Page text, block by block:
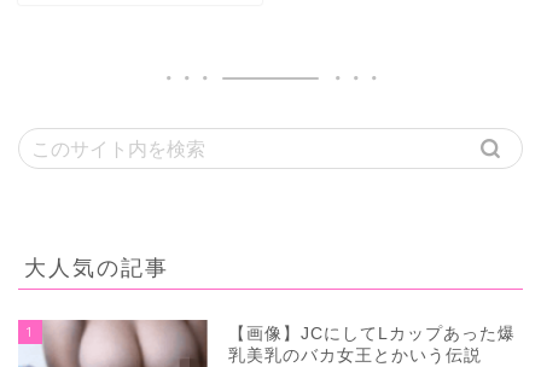
大人気の記事
1
【画像】JCにしてLカップあった爆
乳美乳のバカ女王とかいう伝説